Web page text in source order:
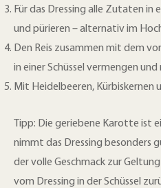
Für das Dressing alle Zutaten in
und pürieren – alternativ im
Den Reis zusammen mit dem
in einer Schüssel vermengen
Mit Heidelbeeren, Kürbiskernen
Tipp: Die geriebene Karotte ist
nimmt das Dressing besonders
der volle Geschmack zur
vom Dressing in der Schüssel